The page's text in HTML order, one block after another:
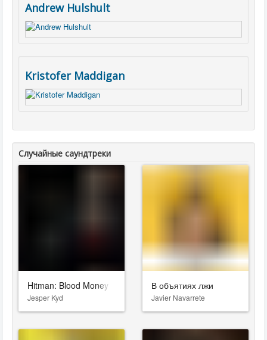
Andrew Hulshult
Kristofer Maddigan
Случайные саундтреки
Hitman: Blood Money
Jesper Kyd
В объятиях лжи
Javier Navarrete